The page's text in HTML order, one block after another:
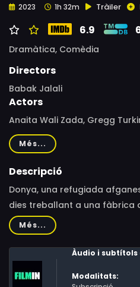
2023 1h 32m Tràiler
6.9
Dramàtica, Comèdia
Directors
Babak Jalali
Actors
Anaita Wali Zada, Gregg
Hilda Schmelling, Avis See-
Ibraz, Timur Nusratty, Eddie
Jakatdar, Fazil Seddiqui, Molly
Més...
Descripció
Donya, una refugiada
dies treballant a una fàbrica
xineses. L’insomni i el passat
assistir a teràpia, l’únic espai
protagonista a partir de les
Més...
Àudio i subtítols
Modalitats: